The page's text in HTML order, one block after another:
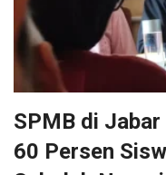
SPMB di
60 Persen